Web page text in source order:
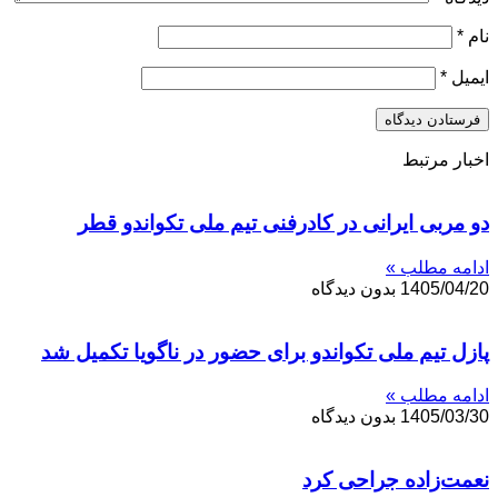
نام *
ایمیل *
اخبار مرتبط
دو مربی ایرانی در کادرفنی تیم ملی تکواندو قطر
ادامه مطلب »
1405/04/20 بدون دیدگاه
پازل تیم ملی تکواندو برای حضور در ناگویا تکمیل شد
ادامه مطلب »
1405/03/30 بدون دیدگاه
نعمت‌زاده جراحی کرد